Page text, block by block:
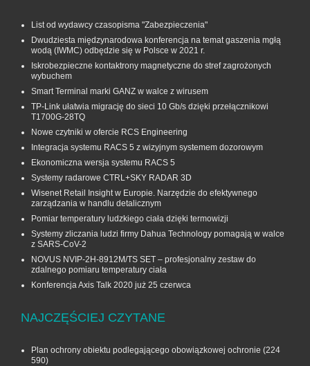
List od wydawcy czasopisma "Zabezpieczenia"
Dwudziesta międzynarodowa konferencja na temat gaszenia mgłą
wodą (IWMC) odbędzie się w Polsce w 2021 r.
Iskrobezpieczne kontaktrony magnetyczne do stref zagrożonych
wybuchem
Smart Terminal marki GANZ w walce z wirusem
TP-Link ułatwia migrację do sieci 10 Gb/s dzięki przełącznikowi
T1700G‑28TQ
Nowe czytniki w ofercie RCS Engineering
Integracja systemu RACS 5 z wizyjnym systemem dozorowym
Ekonomiczna wersja systemu RACS 5
Systemy radarowe CTRL+SKY RADAR 3D
Wisenet Retail Insight w Europie. Narzędzie do efektywnego
zarządzania w handlu detalicznym
Pomiar temperatury ludzkiego ciała dzięki termowizji
Systemy zliczania ludzi firmy Dahua Technology pomagają w walce
z SARS-CoV-2
NOVUS NVIP-2H-8912M/TS SET – profesjonalny zestaw do
zdalnego pomiaru temperatury ciała
Konferencja Axis Talk 2020 już 25 czerwca
NAJCZĘŚCIEJ CZYTANE
Plan ochrony obiektu podlegającego obowiązkowej ochronie (224
590)